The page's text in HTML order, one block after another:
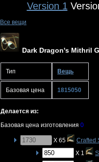
Version 1
Все вещи
Dark Dragon's Mithril
Тип Вещь
Базовая цена 1815050
Делается из:
Базовая цена изготовления 0
X 65
Crafted
X 1